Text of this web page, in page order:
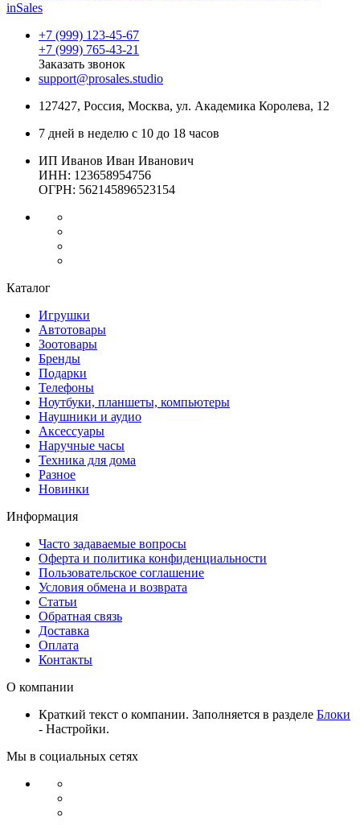
+7 (999) 123-45-67
+7 (999) 765-43-21
Заказать звонок
support@prosales.studio
127427, Россия, Москва, ул. Академика Королева, 12
7 дней в неделю с 10 до 18 часов
ИП Иванов Иван Иванович
ИНН: 123658954756
ОГРН: 562145896523154
Каталог
Игрушки
Автотовары
Зоотовары
Бренды
Подарки
Телефоны
Ноутбуки, планшеты, компьютеры
Наушники и аудио
Аксессуары
Наручные часы
Техника для дома
Разное
Новинки
Информация
Часто задаваемые вопросы
Оферта и политика конфиденциальности
Пользовательское соглашение
Условия обмена и возврата
Статьи
Обратная связь
Доставка
Оплата
Контакты
О компании
Краткий текст о компании. Заполняется в разделе Блоки
- Настройки.
Мы в социальных сетях